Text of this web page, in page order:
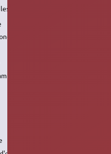
en-têtes suivants :